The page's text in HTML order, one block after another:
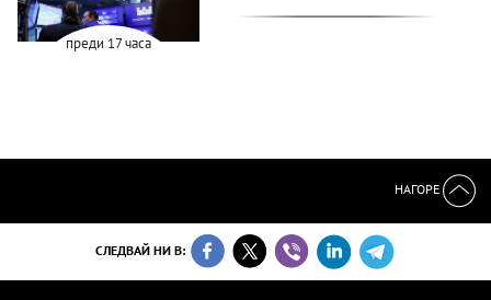
преди 17 часа
НАГОРЕ
СЛЕДВАЙ НИ В: